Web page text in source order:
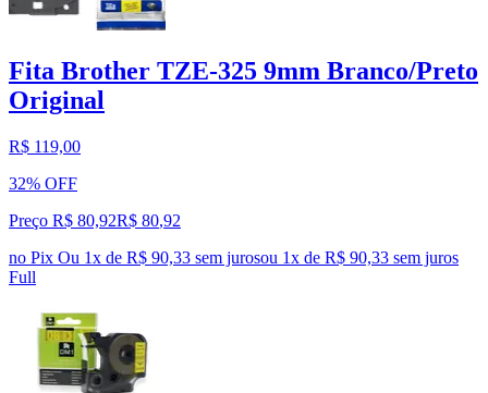
Fita Brother TZE-325 9mm Branco/Preto
Original
R$ 119,00
32% OFF
Preço R$ 80,92R$ 80,92
no Pix Ou 1x de R$ 90,33 sem jurosou 1x de R$ 90,33 sem juros
Full